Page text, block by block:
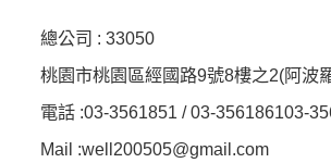
總公司 : 33050
桃園市桃園區經國路9號8樓之2(阿波
電話 :03-3561851 / 03-356186103-
Mail :well200505@gmail.com